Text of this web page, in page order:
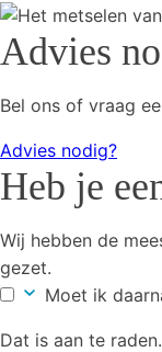
Advies
Bel ons of vraag
Advies nodig?
Heb je
Wij hebben de
gezet.
Moet ik
Dat is aan te